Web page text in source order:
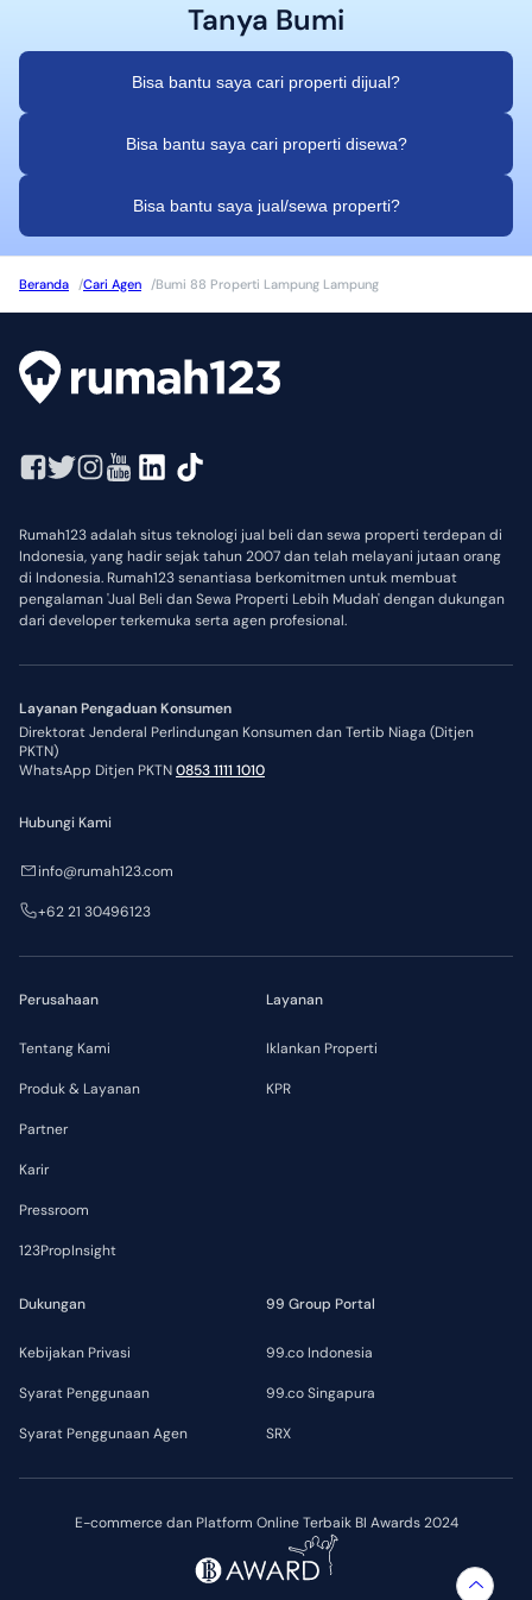
Tanya Bumi
Bisa bantu saya cari properti dijual?
Bisa bantu saya cari properti disewa?
Bisa bantu saya jual/sewa properti?
Beranda /Cari Agen /Bumi 88 Properti Lampung Lampung
Rumah123 adalah situs teknologi jual beli dan sewa properti terdepan di
Indonesia, yang hadir sejak tahun 2007 dan telah melayani jutaan orang
di Indonesia. Rumah123 senantiasa berkomitmen untuk membuat
pengalaman 'Jual Beli dan Sewa Properti Lebih Mudah' dengan dukungan
dari developer terkemuka serta agen profesional.
Layanan Pengaduan Konsumen
Direktorat Jenderal Perlindungan Konsumen dan Tertib Niaga (Ditjen
PKTN)
WhatsApp Ditjen PKTN0853 1111 1010
E-commerce dan Platform Online Terbaik BI Awards 2024
Perusahaan
Tentang Kami
Produk & Layanan
Partner
Karir
Pressroom
123PropInsight
Layanan
Iklankan Properti
KPR
Dukungan
Kebijakan Privasi
Syarat Penggunaan
Syarat Penggunaan Agen
99 Group Portal
99.co Indonesia
99.co Singapura
SRX
Hubungi Kami
info@rumah123.com
+62 21 30496123